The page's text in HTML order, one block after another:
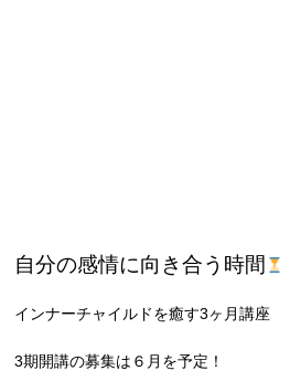
自分の感情に向き合う時間
インナーチャイルドを癒す3ヶ月講座
3期開講の募集は６月を予定！